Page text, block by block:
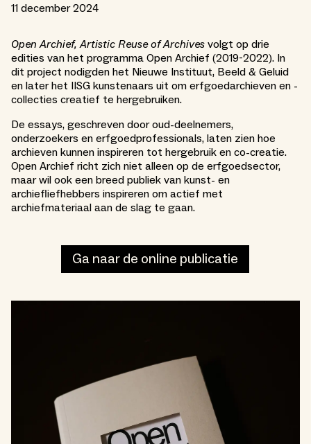
11 december 2024
Open Archief, Artistic Reuse of Archives volgt op drie
edities van het programma Open Archief (2019-2022). In
dit project nodigden het Nieuwe Instituut, Beeld & Geluid
en later het IISG kunstenaars uit om erfgoedarchieven en -
collecties creatief te hergebruiken.
De essays, geschreven door oud-deelnemers,
onderzoekers en erfgoedprofessionals, laten zien hoe
archieven kunnen inspireren tot hergebruik en co-creatie.
Open Archief richt zich niet alleen op de erfgoedsector,
maar wil ook een breed publiek van kunst- en
archiefliefhebbers inspireren om actief met
archiefmateriaal aan de slag te gaan.
Ga naar de online publicatie